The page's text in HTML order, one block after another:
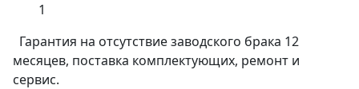
1
Гарантия на отсутствие заводского брака 12
месяцев, поставка комплектующих, ремонт и
сервис.